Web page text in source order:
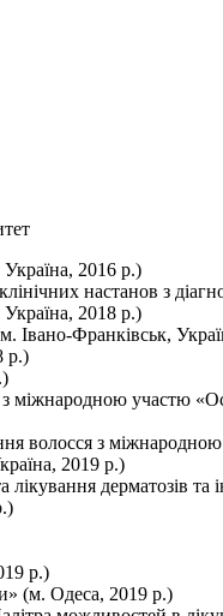
Україна, 2016 р.)
настанов з
2018 р.)
Івано-Франківськ,
р.)
міжнародною участю
волосся з
2019 р.)
лікування дерматозів
р.)
(м. Одеса, 2019 р.)